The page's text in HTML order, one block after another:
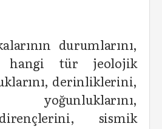
durumlarını,
hangi tür jeolojik
derinliklerini,
yoğunluklarını,
sismik